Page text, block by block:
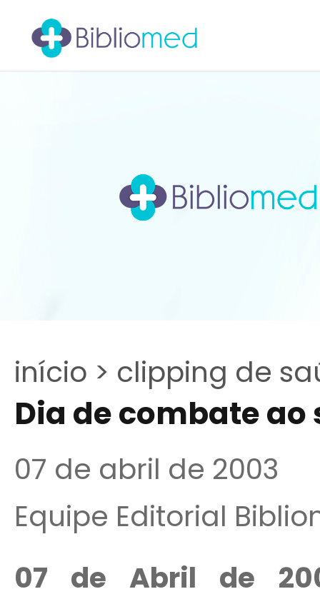
início > clipping de
Dia de combate
07 de abril de 2003
Equipe Editorial
07 de Abril de